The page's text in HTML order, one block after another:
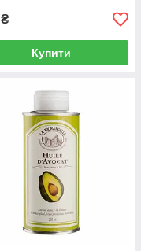
₴
Купити